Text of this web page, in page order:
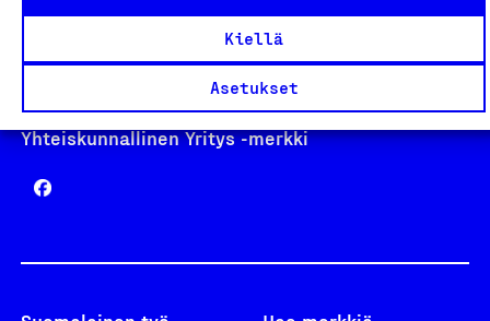
Kiellä
Asetukset
Design From Finland
Yhteiskunnallinen Yritys -merkki